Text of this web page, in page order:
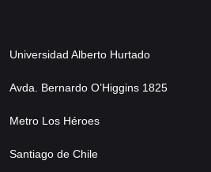
Universidad Alberto Hurtado
Avda. Bernardo O’Higgins 1825
Metro Los Héroes
Santiago de Chile